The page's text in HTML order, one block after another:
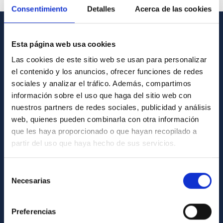
Consentimiento Detalles Acerca de las cookies
Esta página web usa cookies
Las cookies de este sitio web se usan para personalizar
el contenido y los anuncios, ofrecer funciones de redes
sociales y analizar el tráfico. Además, compartimos
información sobre el uso que haga del sitio web con
nuestros partners de redes sociales, publicidad y análisis
web, quienes pueden combinarla con otra información
que les haya proporcionado o que hayan recopilado a
partir del uso que haya hecho de sus servicios.
Necesarias
Preferencias
INFORMACIÓN GENERAL
Contacto
Cómo llegar al IAC
Directorio de personal
Biblioteca
Registro general
Legislación
Código ético y política antifraude